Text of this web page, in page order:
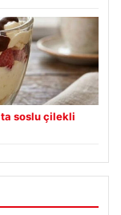
ve Uyuşturucu